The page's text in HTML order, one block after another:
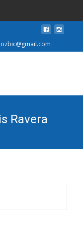
Ravera